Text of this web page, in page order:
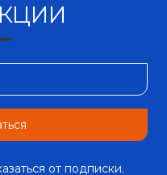
от подписки.